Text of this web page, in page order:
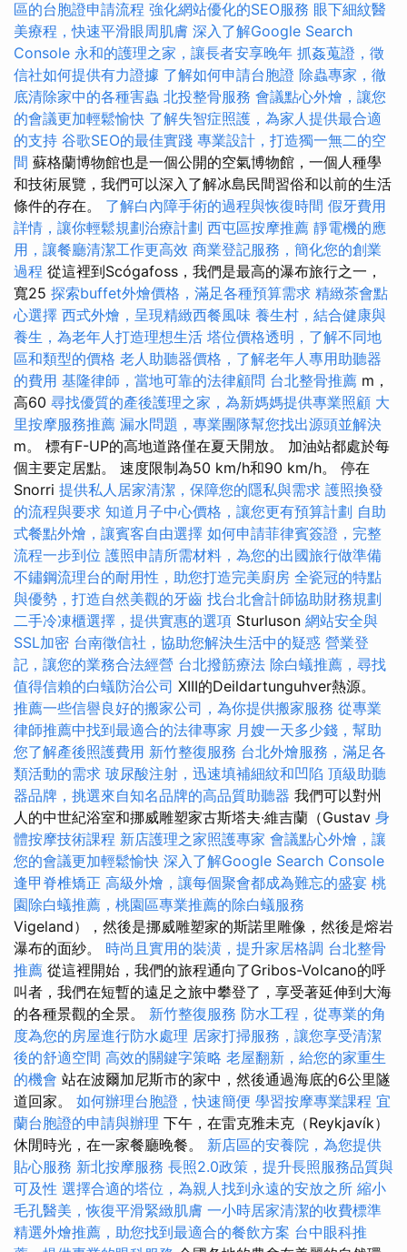
區的台胞證申請流程 強化網站優化的SEO服務 眼下細紋醫
美療程，快速平滑眼周肌膚 深入了解Google Search
Console 永和的護理之家，讓長者安享晚年 抓姦蒐證，徵
信社如何提供有力證據 了解如何申請台胞證 除蟲專家，徹
底清除家中的各種害蟲 北投整骨服務 會議點心外燴，讓您
的會議更加輕鬆愉快 了解失智症照護，為家人提供最合適
的支持 谷歌SEO的最佳實踐 專業設計，打造獨一無二的空
間 蘇格蘭博物館也是一個公開的空氣博物館，一個人種學
和技術展覽，我們可以深入了解冰島民間習俗和以前的生活
條件的存在。 了解白內障手術的過程與恢復時間 假牙費用
詳情，讓你輕鬆規劃治療計劃 西屯區按摩推薦 靜電機的應
用，讓餐廳清潔工作更高效 商業登記服務，簡化您的創業
過程 從這裡到Scógafoss，我們是最高的瀑布旅行之一，
寬25 探索buffet外燴價格，滿足各種預算需求 精緻茶會點
心選擇 西式外燴，呈現精緻西餐風味 養生村，結合健康與
養生，為老年人打造理想生活 塔位價格透明，了解不同地
區和類型的價格 老人助聽器價格，了解老年人專用助聽器
的費用 基隆律師，當地可靠的法律顧問 台北整骨推薦 m，
高60 尋找優質的產後護理之家，為新媽媽提供專業照顧 大
里按摩服務推薦 漏水問題，專業團隊幫您找出源頭並解決
m。 標有F-UP的高地道路僅在夏天開放。 加油站都處於每
個主要定居點。 速度限制為50 km/h和90 km/h。 停在
Snorri 提供私人居家清潔，保障您的隱私與需求 護照換發
的流程與要求 知道月子中心價格，讓您更有預算計劃 自助
式餐點外燴，讓賓客自由選擇 如何申請菲律賓簽證，完整
流程一步到位 護照申請所需材料，為您的出國旅行做準備
不鏽鋼流理台的耐用性，助您打造完美廚房 全瓷冠的特點
與優勢，打造自然美觀的牙齒 找台北會計師協助財務規劃
二手冷凍櫃選擇，提供實惠的選項 Sturluson 網站安全與
SSL加密 台南徵信社，協助您解決生活中的疑惑 營業登
記，讓您的業務合法經營 台北撥筋療法 除白蟻推薦，尋找
值得信賴的白蟻防治公司 XIII的Deildartunguhver熱源。
推薦一些信譽良好的搬家公司，為你提供搬家服務 從專業
律師推薦中找到最適合的法律專家 月嫂一天多少錢，幫助
您了解產後照護費用 新竹整復服務 台北外燴服務，滿足各
類活動的需求 玻尿酸注射，迅速填補細紋和凹陷 頂級助聽
器品牌，挑選來自知名品牌的高品質助聽器 我們可以對州
人的中世紀浴室和挪威雕塑家古斯塔夫·維吉蘭（Gustav 身
體按摩技術課程 新店護理之家照護專家 會議點心外燴，讓
您的會議更加輕鬆愉快 深入了解Google Search Console
逢甲脊椎矯正 高級外燴，讓每個聚會都成為難忘的盛宴 桃
園除白蟻推薦，桃園區專業推薦的除白蟻服務
Vigeland），然後是挪威雕塑家的斯諾里雕像，然後是熔岩
瀑布的面紗。 時尚且實用的裝潢，提升家居格調 台北整骨
推薦 從這裡開始，我們的旅程通向了Gribos-Volcano的呼
叫者，我們在短暫的遠足之旅中攀登了，享受著延伸到大海
的各種景觀的全景。 新竹整復服務 防水工程，從專業的角
度為您的房屋進行防水處理 居家打掃服務，讓您享受清潔
後的舒適空間 高效的關鍵字策略 老屋翻新，給您的家重生
的機會 站在波爾加尼斯市的家中，然後通過海底的6公里隧
道回家。 如何辦理台胞證，快速簡便 學習按摩專業課程 宜
蘭台胞證的申請與辦理 下午，在雷克雅未克（Reykjavík）
休閒時光，在一家餐廳晚餐。 新店區的安養院，為您提供
貼心服務 新北按摩服務 長照2.0政策，提升長照服務品質與
可及性 選擇合適的塔位，為親人找到永遠的安放之所 縮小
毛孔醫美，恢復平滑緊緻肌膚 一小時居家清潔的收費標準
精選外燴推薦，助您找到最適合的餐飲方案 台中眼科推